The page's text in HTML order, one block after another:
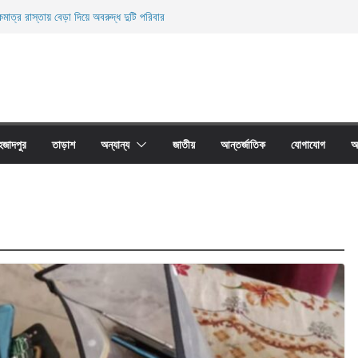
রাস্তায় বেড়া দিয়ে অবরুদ্ধ দুটি পরিবার
তাড়াশ অন্যান্য জাতীয় আন্তর্জাতিক যোগাযোগ